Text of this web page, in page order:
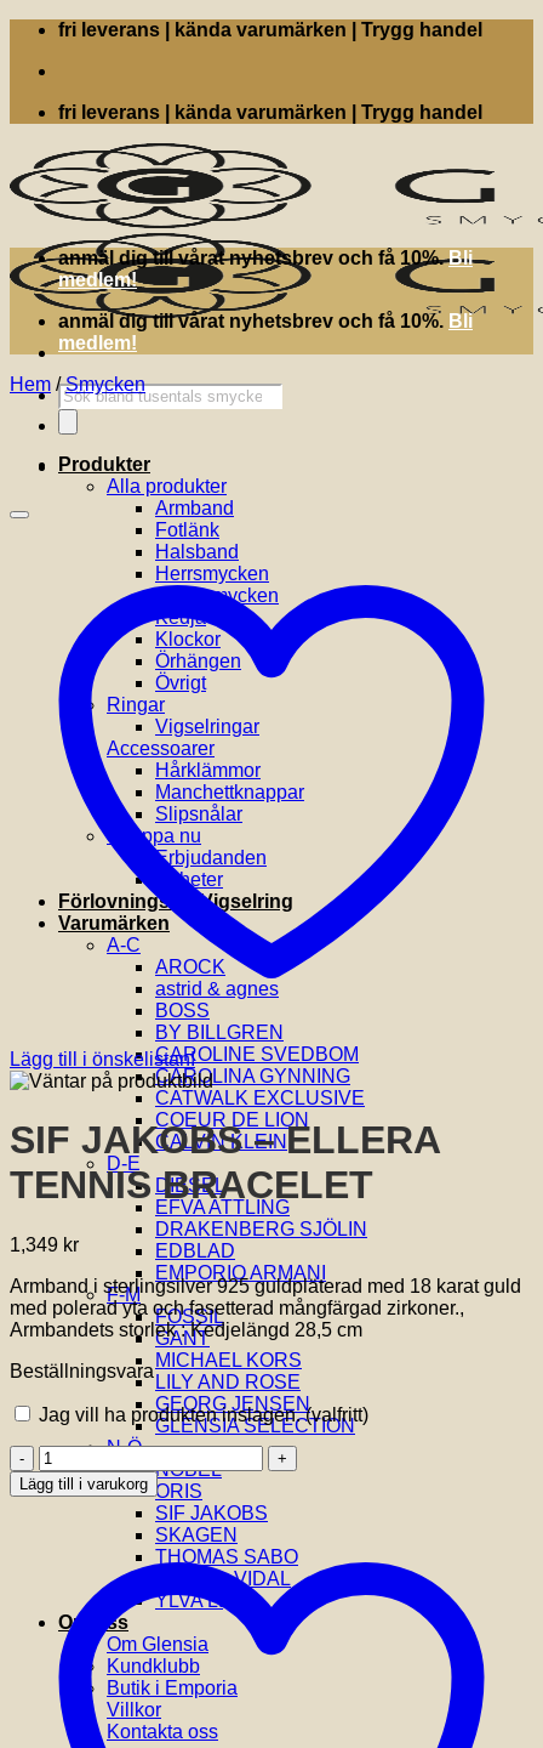
Skip
content
fri leverans | kända varumärken | Trygg handel
fri leverans | kända varumärken | Trygg handel
Produktsökning
Produkter
Alla produkter
Armband
Fotlänk
Halsband
Herrsmycken
Hängsmycken
Kedja
Klockor
Örhängen
Övrigt
Ringar
Vigselringar
Accessoarer
Hårklämmor
Manchettknappar
Slipsnålar
Shoppa nu
Erbjudanden
Nyheter
Förlovnings- & Vigselring
Varumärken
A-C
AROCK
astrid & agnes
BOSS
BY BILLGREN
CAROLINE SVEDBOM
CAROLINA GYNNING
CATWALK EXCLUSIVE
COEUR DE LION
CALVIN KLEIN
D-E
DIESEL
EFVA ATTLING
DRAKENBERG SJÖLIN
EDBLAD
EMPORIO ARMANI
F-M
FOSSIL
GANT
MICHAEL KORS
LILY AND ROSE
GEORG JENSEN
GLENSIA SELECTION
N-Ö
NOBEL
ORIS
SIF JAKOBS
SKAGEN
THOMAS SABO
VIDAL & VIDAL
YLVA LI
Om oss
Om Glensia
Kundklubb
Butik i Emporia
Villkor
Kontakta oss
anmäl dig till vårat nyhetsbrev och få 10%.Bli
medlem!
anmäl dig till vårat nyhetsbrev och få 10%. Bli
medlem!
Hem / Smycken
Lägg till i önskelistan!
SIF JAKOBS – ELLERA
TENNIS BRACELET
1,349 kr
Armband i sterlingsilver 925 guldpläterad med 18 karat guld
med polerad yta och fasetterad mångfärgad zirkoner.,
Armbandets storlek : Kedjelängd 28,5 cm
Beställningsvara
Jag vill ha produkten inslagen.(valfritt)
SIF
JAKOBS
-
BRACELET
Lägg till i varukorg